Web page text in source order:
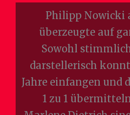
Philipp Nowicki
überzeugte auf
Sowohl
darstellerisch
Jahre einfangen und
1 zu 1